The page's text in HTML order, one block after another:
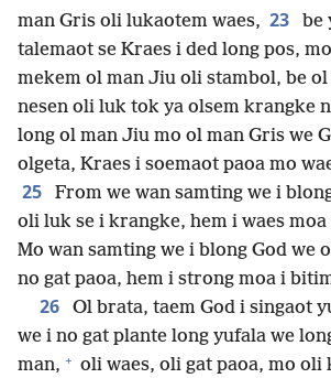
man Gris oli lukaotem waes, 23
be
talemaot se Kraes i ded long pos,
mekem ol man Jiu oli stambol, be
nesen oli luk tok ya olsem krangke
long ol man Jiu mo ol man Gris we
olgeta, Kraes i soemaot paoa mo
25
From we wan samting we i
oli luk se i krangke, hem i waes
Mo wan samting we i blong God we
no gat paoa, hem i strong moa i
26
Ol brata, taem God i singaot
we i no gat plante long yufala we
man, + oli waes, oli gat paoa, mo oli